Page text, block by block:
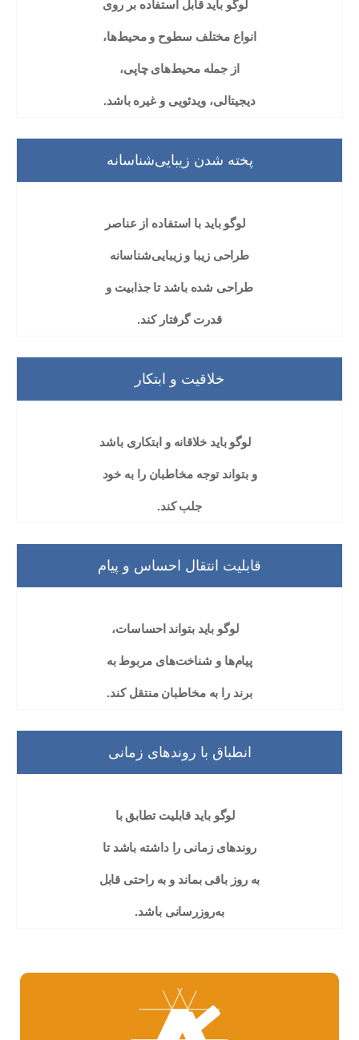
لوگو باید قابل استفاده بر روی
انواع مختلف سطوح و محیط‌ها،
از جمله محیط‌های چاپی،
دیجیتالی، ویدئویی و غیره باشد.
پخته شدن زیبایی‌شناسانه
لوگو باید با استفاده از عناصر
طراحی زیبا و زیبایی‌شناسانه
طراحی شده باشد تا جذابیت و
قدرت گرفتار کند.
خلاقیت و ابتکار
لوگو باید خلاقانه و ابتکاری باشد
و بتواند توجه مخاطبان را به خود
جلب کند.
قابلیت انتقال احساس و پیام
لوگو باید بتواند احساسات،
پیام‌ها و شناخت‌های مربوط به
برند را به مخاطبان منتقل کند.
انطباق با روند‌های زمانی
لوگو باید قابلیت تطابق با
روند‌های زمانی را داشته باشد تا
به روز باقی بماند و به راحتی قابل
به‌روزرسانی باشد.